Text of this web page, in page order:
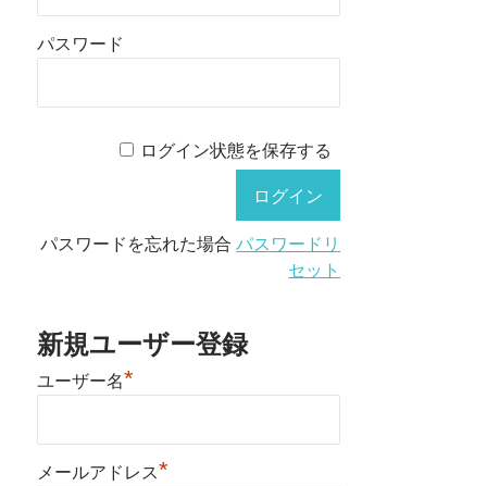
パスワード
ログイン状態を保存する
パスワードを忘れた場合パスワードリ
セット
新規ユーザー登録
ユーザー名*
メールアドレス*